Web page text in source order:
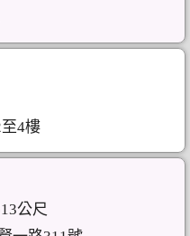
4樓
公尺